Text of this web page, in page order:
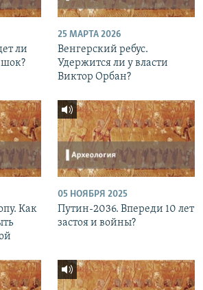
ли
25 МАРТА 2026
Венгерский ребус.
Удержится ли у власти
Виктор Орбан?
Как
05 НОЯБРЯ 2025
Путин-2036. Впереди 10 лет
застоя и войны?